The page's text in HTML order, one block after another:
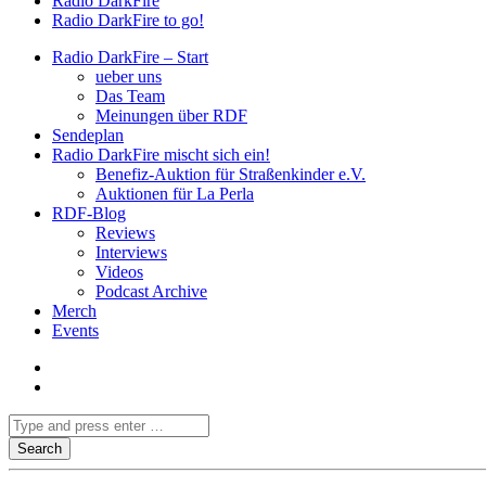
Radio DarkFire to go!
Radio DarkFire – Start
ueber uns
Das Team
Meinungen über RDF
Sendeplan
Radio DarkFire mischt sich ein!
Benefiz-Auktion für Straßenkinder e.V.
Auktionen für La Perla
RDF-Blog
Reviews
Interviews
Videos
Podcast Archive
Merch
Events